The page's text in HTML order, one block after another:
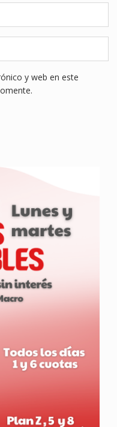
y web en este